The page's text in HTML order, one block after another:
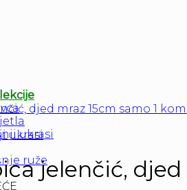
ukrasi
ruže
ukrasi
jelenčić, djed